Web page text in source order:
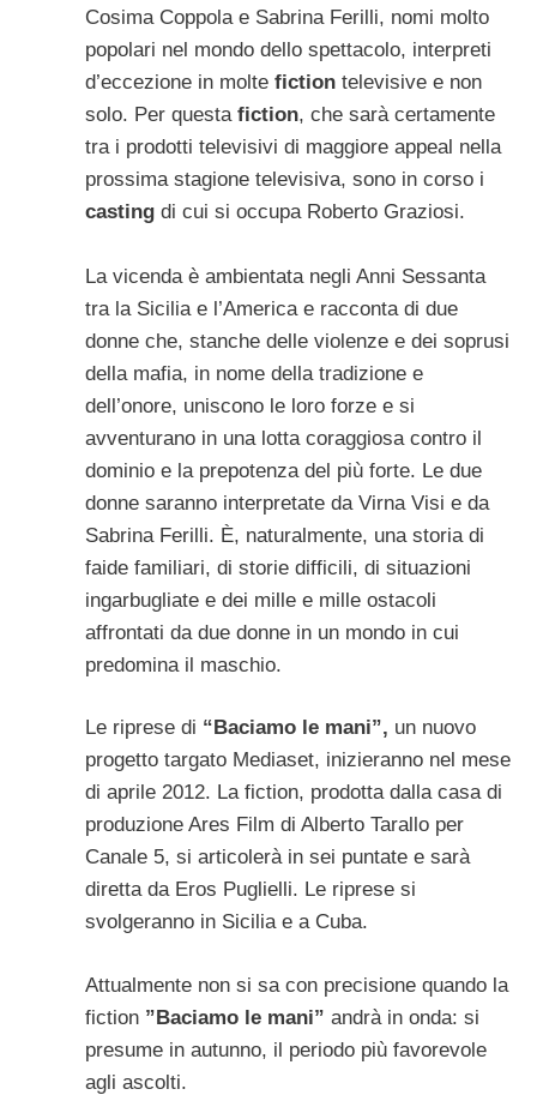
Cosima Coppola e Sabrina Ferilli, nomi molto
popolari nel mondo dello spettacolo, interpreti
d’eccezione in molte fiction televisive e non
solo. Per questa fiction, che sarà certamente
tra i prodotti televisivi di maggiore appeal nella
prossima stagione televisiva, sono in corso i
casting di cui si occupa Roberto Graziosi.
La vicenda è ambientata negli Anni Sessanta
tra la Sicilia e l’America e racconta di due
donne che, stanche delle violenze e dei soprusi
della mafia, in nome della tradizione e
dell’onore, uniscono le loro forze e si
avventurano in una lotta coraggiosa contro il
dominio e la prepotenza del più forte. Le due
donne saranno interpretate da Virna Visi e da
Sabrina Ferilli. È, naturalmente, una storia di
faide familiari, di storie difficili, di situazioni
ingarbugliate e dei mille e mille ostacoli
affrontati da due donne in un mondo in cui
predomina il maschio.
Le riprese di “Baciamo le mani”, un nuovo
progetto targato Mediaset, inizieranno nel mese
di aprile 2012. La fiction, prodotta dalla casa di
produzione Ares Film di Alberto Tarallo per
Canale 5, si articolerà in sei puntate e sarà
diretta da Eros Puglielli. Le riprese si
svolgeranno in Sicilia e a Cuba.
Attualmente non si sa con precisione quando la
fiction ”Baciamo le mani” andrà in onda: si
presume in autunno, il periodo più favorevole
agli ascolti.